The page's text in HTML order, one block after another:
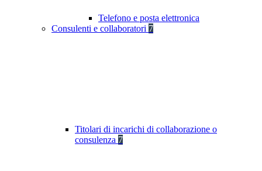
Telefono e posta elettronica
Consulenti e collaboratori 7
Titolari di incarichi di collaborazione o
consulenza 7